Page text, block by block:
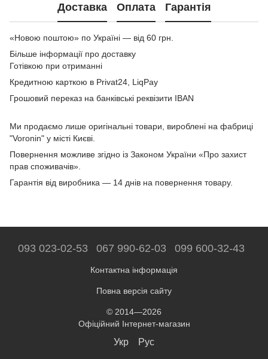
Доставка Оплата Гарантія
«Новою поштою» по Україні — від 60 грн.
Більше інформації про доставку
Готівкою при отриманні
Кредитною карткою в Privat24, LiqPay
Грошовий переказ на банківські реквізити IBAN
Ми продаємо лише оригінальні товари, вироблені на фабриці
"Voronin" у місті Києві.
Повернення можливе згідно із Законом України «Про захист
прав споживачів».
Гарантія від виробника — 14 днів на повернення товару.
093 023-02-53 067 990-62-03 099 600-32-43
Контактна інформація
Повна версія сайту
© 2014—2026
Офіційний Інтернет-магазин
Укр Рус